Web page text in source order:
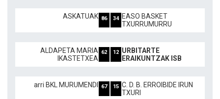
ASKATUAK 86 34
EASO BASKET
TXURRUMURRU
ALDAPETA MARIA
IKASTETXEA
62 12 URBITARTE
ERAIKUNTZAK ISB
arri BKL MURUMENDI 67 15 C. D. B. ERROIBIDE IRUN
TXURI